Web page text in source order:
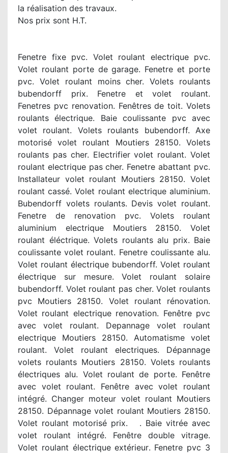
la réalisation des travaux.
Nos prix sont H.T.
Fenetre fixe pvc. Volet roulant electrique pvc.
Volet roulant porte de garage. Fenetre et porte
pvc. Volet roulant moins cher. Volets roulants
bubendorff prix. Fenetre et volet roulant.
Fenetres pvc renovation. Fenêtres de toit. Volets
roulants électrique. Baie coulissante pvc avec
volet roulant. Volets roulants bubendorff. Axe
motorisé volet roulant Moutiers 28150. Volets
roulants pas cher. Electrifier volet roulant. Volet
roulant electrique pas cher. Fenetre abattant pvc.
Installateur volet roulant Moutiers 28150. Volet
roulant cassé. Volet roulant electrique aluminium.
Bubendorff volets roulants. Devis volet roulant.
Fenetre de renovation pvc. Volets roulant
aluminium electrique Moutiers 28150. Volet
roulant éléctrique. Volets roulants alu prix. Baie
coulissante volet roulant. Fenetre coulissante alu.
Volet roulant électrique bubendorff. Volet roulant
électrique sur mesure. Volet roulant solaire
bubendorff. Volet roulant pas cher. Volet roulants
pvc Moutiers 28150. Volet roulant rénovation.
Volet roulant electrique renovation. Fenêtre pvc
avec volet roulant. Depannage volet roulant
electrique Moutiers 28150. Automatisme volet
roulant. Volet roulant electriques. Dépannage
volets roulants Moutiers 28150. Volets roulants
électriques alu. Volet roulant de porte. Fenêtre
avec volet roulant. Fenêtre avec volet roulant
intégré. Changer moteur volet roulant Moutiers
28150. Dépannage volet roulant Moutiers 28150.
Volet roulant motorisé prix. . Baie vitrée avec
volet roulant intégré. Fenêtre double vitrage.
Volet roulant électrique extérieur. Fenetre pvc 3